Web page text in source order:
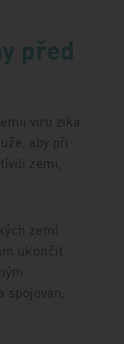
před
viru zika
aby při
zemi,
zemí
ukončit
spojován,